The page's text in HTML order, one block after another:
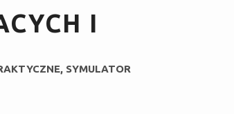
I
SYMULATOR